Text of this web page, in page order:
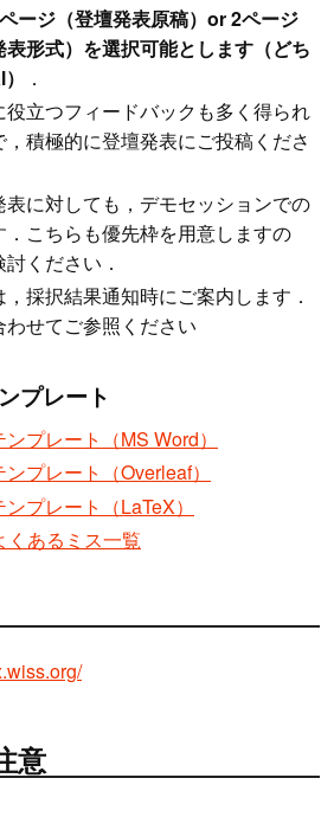
ージ（登壇発表原稿）or 2ページ
表形式）を選択可能とします（どち
．
立つフィードバックも多く得られ
積極的に登壇発表にご投稿くださ
に対しても，デモセッションでの
こちらも優先枠を用意しますの
ください．
採択結果通知時にご案内します．
わせてご参照ください
プレート
プレート（MS Word）
プレート（Overleaf）
プレート（LaTeX）
くあるミス一覧
意